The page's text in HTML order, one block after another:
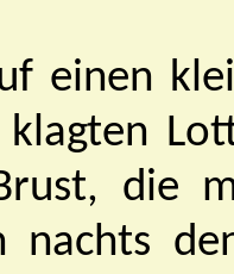
einen
klagten
die
nachts